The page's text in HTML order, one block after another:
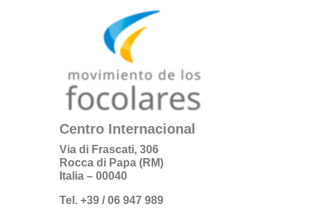
Centro Internacional
Via di Frascati, 306
Rocca di Papa (RM)
Italia – 00040
Tel. +39 / 06 947 989